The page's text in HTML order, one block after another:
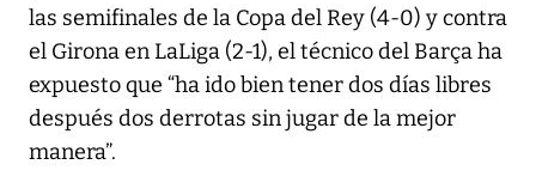
las semifinales de la Copa del Rey (4-0) y contra
el Girona en LaLiga (2-1), el técnico del Barça ha
expuesto que “ha ido bien tener dos días libres
después dos derrotas sin jugar de la mejor
manera”.